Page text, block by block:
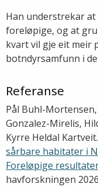
Han understrekar
foreløpige, og at
kvart vil gje eit meir
botndyrsamfunn i
Referanse
Pål Buhl-
Gonzalez-Mirelis,
Kyrre Heldal Kartveit.
sårbare habitater i
Foreløpige
havforskningen